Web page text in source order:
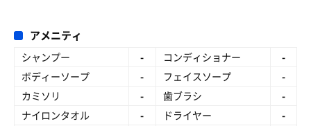
アメニティ
シャンプー - コンディショナー
-
ボディーソープ
- フェイスソープ
-
カミソリ
- 歯ブラシ
-
ナイロンタオル
- ドライヤー
-